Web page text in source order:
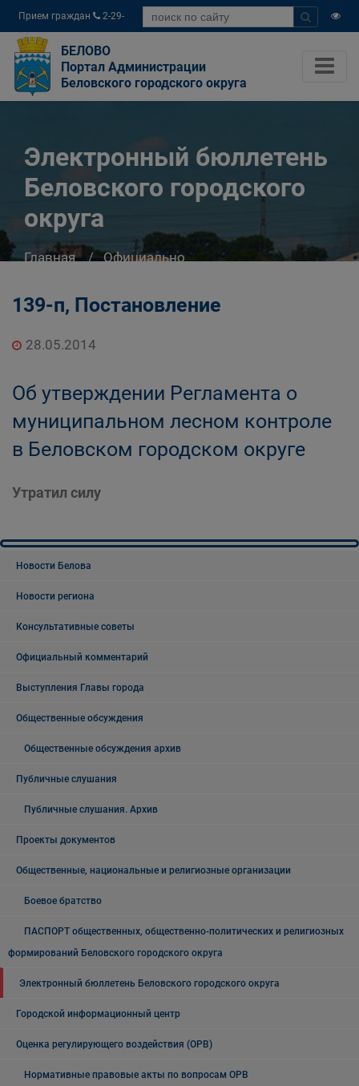
Прием граждан
2-29-
04
БЕЛОВО
Портал Администрации
Беловского городского округа
Электронный бюллетень
Беловского городского
округа
Главная
Официально
городского округа
139-п, Постановление
28.05.2014
Об утверждении Регламента о
муниципальном лесном контроле
в Беловском городском округе
Утратил силу
Новости Белова
Новости региона
Консультативные советы
Официальный комментарий
Выступления Главы города
Общественные обсуждения
Общественные обсуждения архив
Публичные слушания
Публичные слушания. Архив
Проекты документов
Общественные, национальные и религиозные организации
Боевое братство
ПАСПОРТ общественных, общественно-политических и религиозных
формирований Беловского городского округа
Электронный бюллетень Беловского городского округа
Городской информационный центр
Оценка регулирующего воздействия (ОРВ)
Нормативные правовые акты по вопросам ОРВ